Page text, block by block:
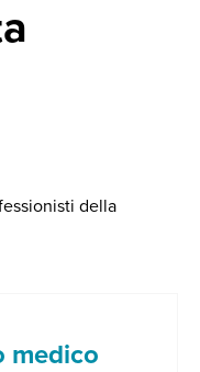
della
medico